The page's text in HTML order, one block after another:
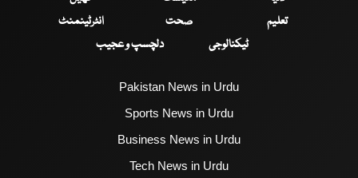
تعلیم
صحت
انٹرٹینمنٹ
ٹیکنالوجی
دلچسپ و عجیب
Pakistan News in Urdu
Sports News in Urdu
Business News in Urdu
Tech News in Urdu